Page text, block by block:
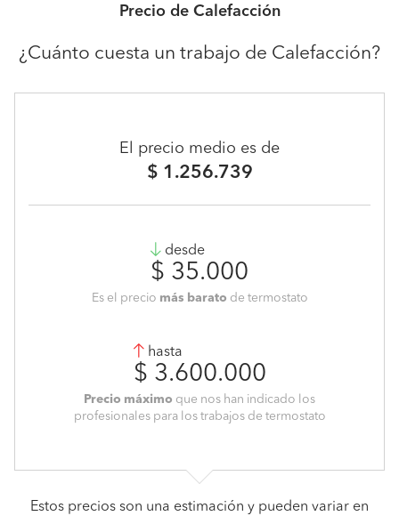
Precio de Calefacción
¿Cuánto cuesta un trabajo de Calefacción?
El precio medio es de
$ 1.256.739
desde
$ 35.000
Es el precio más barato de termostato
hasta
$ 3.600.000
Precio máximo que nos han indicado los
profesionales para los trabajos de termostato
Estos precios son una estimación y pueden variar en